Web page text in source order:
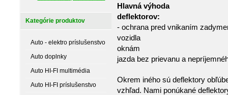
Kategórie produktov
Auto - elektro príslušenstvo
Auto doplnky
Auto HI-FI multimédia
Auto HI-FI príslušenstvo
Hlavná výhoda
- ochrana pred vnikaním
vozidla
jazda bez prievanu a
Okrem iného sú deflektory
vzhľad. Nami ponúkané